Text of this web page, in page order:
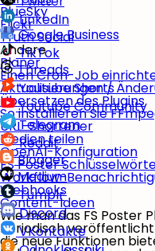
LinkedIn
Google Business
TikTok
Threads
Youtube Shorts
Youtube Community
Telegram
Reddit
Blogger
Medium
Tumblr
Discord
VKontakte
BlueSky
Flickr
Truth Social
Andere
Planer
Einen Cron-Job
Aktualisierungen /
Übersetzen des Plugins
So installieren Sie
URL-Shortener
Medien teilen
OpenAI-Konfiguration
FS Poster
Workflow-
Webhooks
Content-Ideen
Wie man das FS Poster
Periodisch
die neue Funktionen